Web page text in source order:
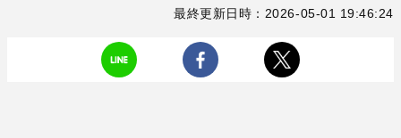
最終更新日時：2026-05-01 19:46:24